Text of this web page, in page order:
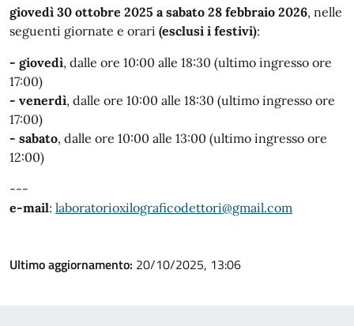
giovedì 30 ottobre 2025 a sabato 28 febbraio 2026, nelle
seguenti giornate e orari (esclusi i festivi):
- giovedì, dalle ore 10:00 alle 18:30 (ultimo ingresso ore
17:00)
- venerdì, dalle ore 10:00 alle 18:30 (ultimo ingresso ore
17:00)
- sabato, dalle ore 10:00 alle 13:00 (ultimo ingresso ore
12:00)
---
e-mail: laboratorioxilograficodettori@gmail.com
Ultimo aggiornamento: 20/10/2025, 13:06